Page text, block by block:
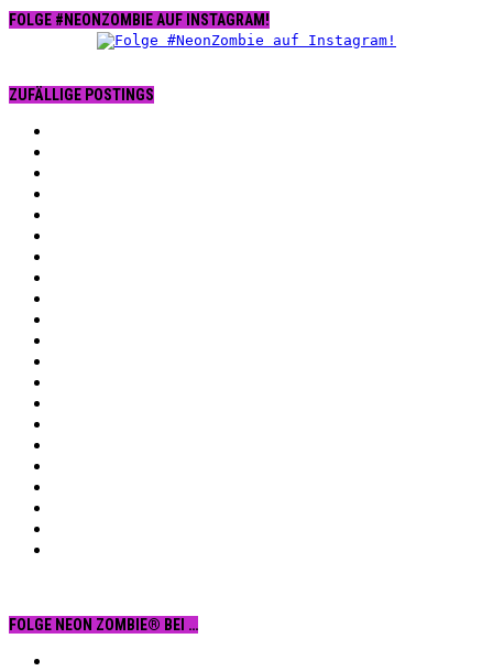
FOLGE #NEONZOMBIE AUF INSTAGRAM!
ZUFÄLLIGE POSTINGS
FOLGE NEON ZOMBIE® BEI …